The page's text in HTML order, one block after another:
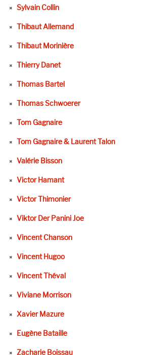
Sylvain Collin
Thibaut Allemand
Thibaut Morinière
Thierry Danet
Thomas Bartel
Thomas Schwoerer
Tom Gagnaire
Tom Gagnaire & Laurent Talon
Valérie Bisson
Victor Hamant
Victor Thimonier
Viktor Der Panini Joe
Vincent Chanson
Vincent Hugoo
Vincent Théval
Viviane Morrison
Xavier Mazure
Eugène Bataille
Zacharie Boissau